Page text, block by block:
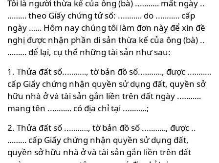
Tôi là người thừa kế của ông (bà) ..……… mất ngày ..
……… theo Giấy chứng tử số: ..……… do ..……… cấp
ngày …… Hôm nay chúng tôi làm đơn này để xin đề
nghị được nhận phần di sản thừa kế của ông (bà) ..
……… để lại, cụ thể những tài sản như sau:
1. Thửa đất số..………, tờ bản đồ số..………, được ..………
cấp Giấy chứng nhận quyền sử dụng đất, quyền sở
hữu nhà ở và tài sản gắn liền trên đất ngày ..………
mang tên ..……… có địa chỉ tại ..………;
2. Thửa đất số ..………, tờ bản đồ số ..………, được ..
……… cấp Giấy chứng nhận quyền sử dụng đất,
quyền sở hữu nhà ở và tài sản gắn liền trên đất